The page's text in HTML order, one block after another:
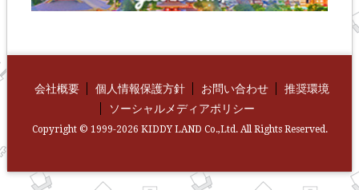
会社概要 個人情報保護方針 お問い合わせ
推奨環境
ソーシャルメディアポリシー
Copyright © 1999-2026 KIDDY LAND Co.,Ltd. All Rights Reserved.